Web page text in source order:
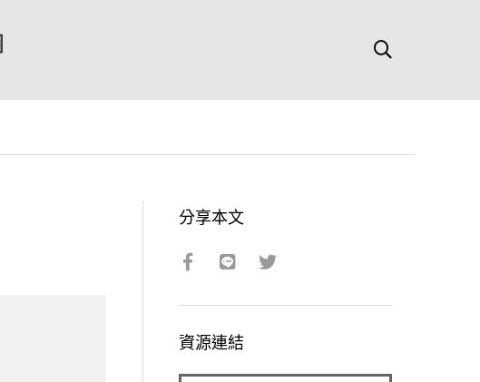
分享本文
資源連結